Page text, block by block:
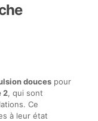
doucespour
2, qui sont
Ce
à leur état